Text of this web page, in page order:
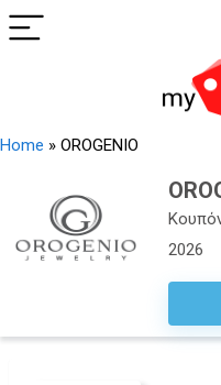
Home » OROGENIO
2026